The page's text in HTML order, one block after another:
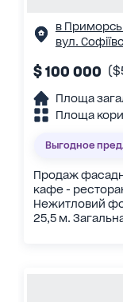
в
вул.
$ 100 000
Площа
Площа
Выгодное
Продаж
кафе -
Нежитловий
25,5 м.